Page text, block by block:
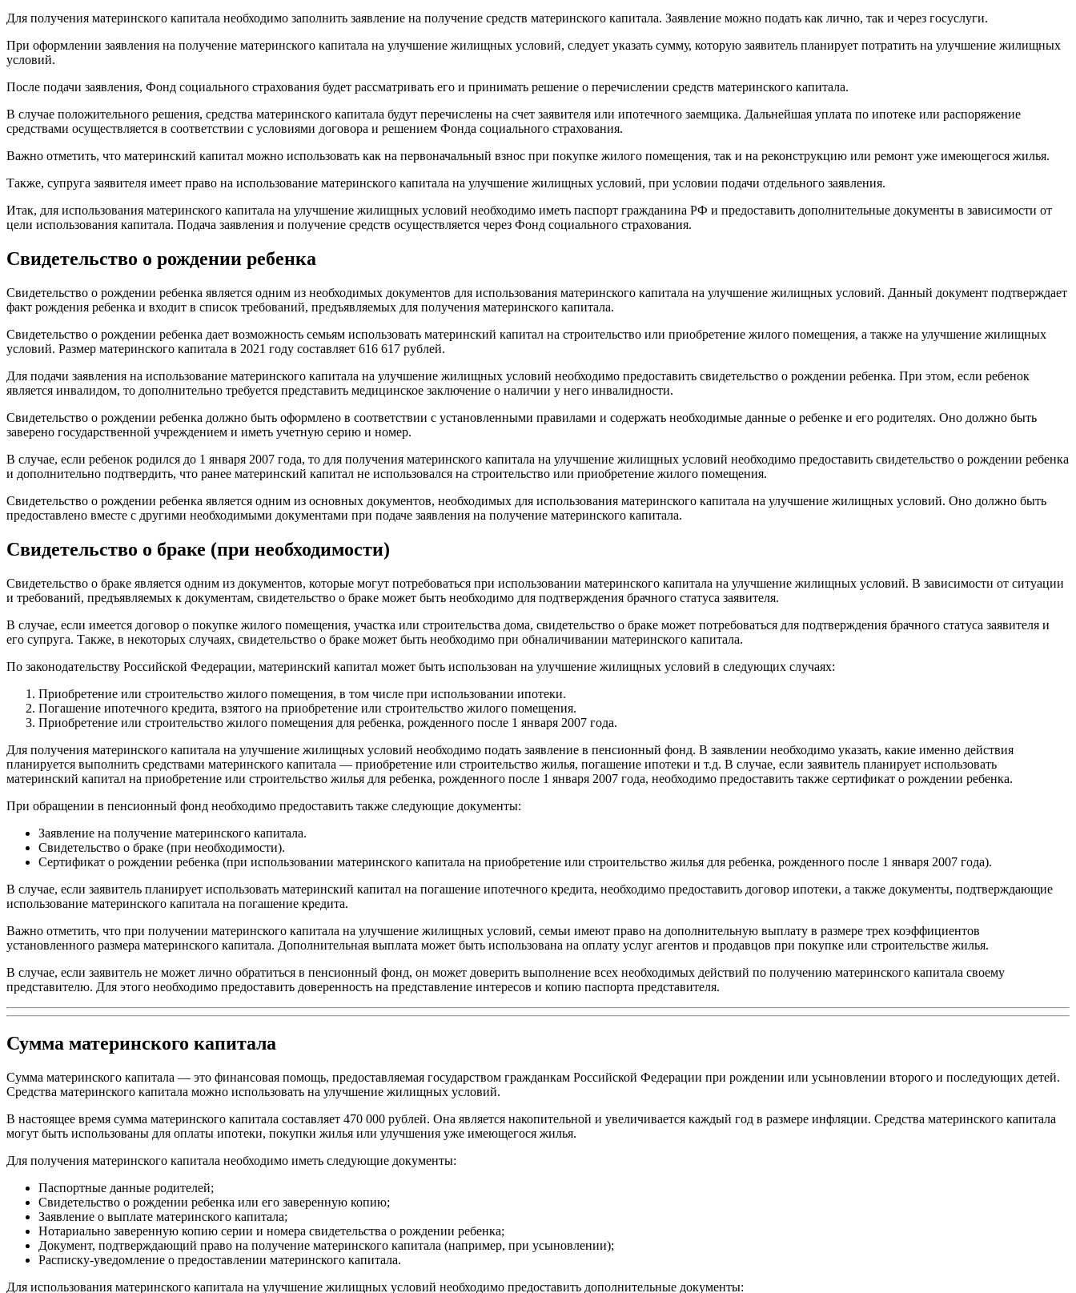
Для получения материнского капитала необходимо заполнить заявление на получение средств материнского капитала. Заявление можно подать как лично, так и через госуслуги.
При оформлении заявления на получение материнского капитала на улучшение жилищных условий, следует указать сумму, которую заявитель планирует потратить на улучшение жилищных
условий.
После подачи заявления, Фонд социального страхования будет рассматривать его и принимать решение о перечислении средств материнского капитала.
В случае положительного решения, средства материнского капитала будут перечислены на счет заявителя или ипотечного заемщика. Дальнейшая уплата по ипотеке или распоряжение
средствами осуществляется в соответствии с условиями договора и решением Фонда социального страхования.
Важно отметить, что материнский капитал можно использовать как на первоначальный взнос при покупке жилого помещения, так и на реконструкцию или ремонт уже имеющегося жилья.
Также, супруга заявителя имеет право на использование материнского капитала на улучшение жилищных условий, при условии подачи отдельного заявления.
Итак, для использования материнского капитала на улучшение жилищных условий необходимо иметь паспорт гражданина РФ и предоставить дополнительные документы в зависимости от
цели использования капитала. Подача заявления и получение средств осуществляется через Фонд социального страхования.
Свидетельство о рождении ребенка
Свидетельство о рождении ребенка является одним из необходимых документов для использования материнского капитала на улучшение жилищных условий. Данный документ подтверждает
факт рождения ребенка и входит в список требований, предъявляемых для получения материнского капитала.
Свидетельство о рождении ребенка дает возможность семьям использовать материнский капитал на строительство или приобретение жилого помещения, а также на улучшение жилищных
условий. Размер материнского капитала в 2021 году составляет 616 617 рублей.
Для подачи заявления на использование материнского капитала на улучшение жилищных условий необходимо предоставить свидетельство о рождении ребенка. При этом, если ребенок
является инвалидом, то дополнительно требуется представить медицинское заключение о наличии у него инвалидности.
Свидетельство о рождении ребенка должно быть оформлено в соответствии с установленными правилами и содержать необходимые данные о ребенке и его родителях. Оно должно быть
заверено государственной учреждением и иметь учетную серию и номер.
В случае, если ребенок родился до 1 января 2007 года, то для получения материнского капитала на улучшение жилищных условий необходимо предоставить свидетельство о рождении ребенка
и дополнительно подтвердить, что ранее материнский капитал не использовался на строительство или приобретение жилого помещения.
Свидетельство о рождении ребенка является одним из основных документов, необходимых для использования материнского капитала на улучшение жилищных условий. Оно должно быть
предоставлено вместе с другими необходимыми документами при подаче заявления на получение материнского капитала.
Свидетельство о браке (при необходимости)
Свидетельство о браке является одним из документов, которые могут потребоваться при использовании материнского капитала на улучшение жилищных условий. В зависимости от ситуации
и требований, предъявляемых к документам, свидетельство о браке может быть необходимо для подтверждения брачного статуса заявителя.
В случае, если имеется договор о покупке жилого помещения, участка или строительства дома, свидетельство о браке может потребоваться для подтверждения брачного статуса заявителя и
его супруга. Также, в некоторых случаях, свидетельство о браке может быть необходимо при обналичивании материнского капитала.
По законодательству Российской Федерации, материнский капитал может быть использован на улучшение жилищных условий в следующих случаях:
Приобретение или строительство жилого помещения, в том числе при использовании ипотеки.
Погашение ипотечного кредита, взятого на приобретение или строительство жилого помещения.
Приобретение или строительство жилого помещения для ребенка, рожденного после 1 января 2007 года.
Для получения материнского капитала на улучшение жилищных условий необходимо подать заявление в пенсионный фонд. В заявлении необходимо указать, какие именно действия
планируется выполнить средствами материнского капитала — приобретение или строительство жилья, погашение ипотеки и т.д. В случае, если заявитель планирует использовать
материнский капитал на приобретение или строительство жилья для ребенка, рожденного после 1 января 2007 года, необходимо предоставить также сертификат о рождении ребенка.
При обращении в пенсионный фонд необходимо предоставить также следующие документы:
Заявление на получение материнского капитала.
Свидетельство о браке (при необходимости).
Сертификат о рождении ребенка (при использовании материнского капитала на приобретение или строительство жилья для ребенка, рожденного после 1 января 2007 года).
В случае, если заявитель планирует использовать материнский капитал на погашение ипотечного кредита, необходимо предоставить договор ипотеки, а также документы, подтверждающие
использование материнского капитала на погашение кредита.
Важно отметить, что при получении материнского капитала на улучшение жилищных условий, семьи имеют право на дополнительную выплату в размере трех коэффициентов
установленного размера материнского капитала. Дополнительная выплата может быть использована на оплату услуг агентов и продавцов при покупке или строительстве жилья.
В случае, если заявитель не может лично обратиться в пенсионный фонд, он может доверить выполнение всех необходимых действий по получению материнского капитала своему
представителю. Для этого необходимо предоставить доверенность на представление интересов и копию паспорта представителя.
Сумма материнского капитала
Сумма материнского капитала — это финансовая помощь, предоставляемая государством гражданкам Российской Федерации при рождении или усыновлении второго и последующих детей.
Средства материнского капитала можно использовать на улучшение жилищных условий.
В настоящее время сумма материнского капитала составляет 470 000 рублей. Она является накопительной и увеличивается каждый год в размере инфляции. Средства материнского капитала
могут быть использованы для оплаты ипотеки, покупки жилья или улучшения уже имеющегося жилья.
Для получения материнского капитала необходимо иметь следующие документы:
Паспортные данные родителей;
Свидетельство о рождении ребенка или его заверенную копию;
Заявление о выплате материнского капитала;
Нотариально заверенную копию серии и номера свидетельства о рождении ребенка;
Документ, подтверждающий право на получение материнского капитала (например, при усыновлении);
Расписку-уведомление о предоставлении материнского капитала.
Для использования материнского капитала на улучшение жилищных условий необходимо предоставить дополнительные документы: